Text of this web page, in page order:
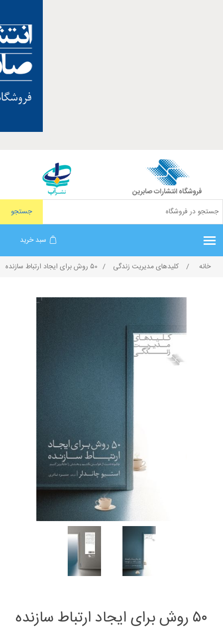
فروشگاه انتشارات صابرین
جستجو
سبد خرید
خانه / کلیدهای مدیریت زندگی / ۵۰ روش برای ایجاد ارتباط سازنده
۵۰ روش برای ایجاد ارتباط سازنده